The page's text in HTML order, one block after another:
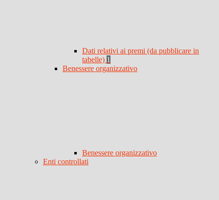
Dati relativi ai premi (da pubblicare in
tabelle) 1
Benessere organizzativo
Benessere organizzativo
Enti controllati